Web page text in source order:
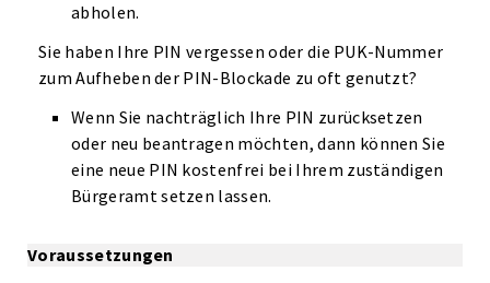
abholen.
Sie haben Ihre PIN vergessen oder die PUK-Nummer
zum Aufheben der PIN-Blockade zu oft genutzt?
Wenn Sie nachträglich Ihre PIN zurücksetzen
oder neu beantragen möchten, dann können Sie
eine neue PIN kostenfrei bei Ihrem zuständigen
Bürgeramt setzen lassen.
Voraussetzungen